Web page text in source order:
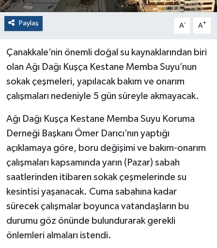
Paylaş A- A+
Çanakkale’nin önemli doğal su kaynaklarından biri
olan Ağı Dağı Kuşça Kestane Memba Suyu’nun
sokak çeşmeleri, yapılacak bakım ve onarım
çalışmaları nedeniyle 5 gün süreyle akmayacak.
Ağı Dağı Kuşça Kestane Memba Suyu Koruma
Derneği Başkanı Ömer Darıcı’nın yaptığı
açıklamaya göre, boru değişimi ve bakım-onarım
çalışmaları kapsamında yarın (Pazar) sabah
saatlerinden itibaren sokak çeşmelerinde su
kesintisi yaşanacak. Cuma sabahına kadar
sürecek çalışmalar boyunca vatandaşların bu
durumu göz önünde bulundurarak gerekli
önlemleri almaları istendi.